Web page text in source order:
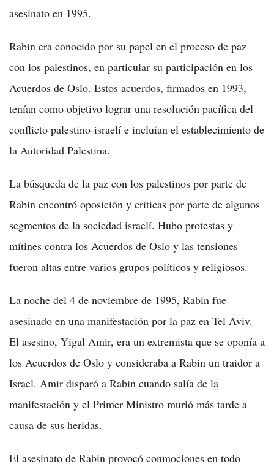
asesinato en 1995.
Rabin era conocido por su papel en el proceso de paz
con los palestinos, en particular su participación en los
Acuerdos de Oslo. Estos acuerdos, firmados en 1993,
tenían como objetivo lograr una resolución pacífica del
conflicto palestino-israelí e incluían el establecimiento de
la Autoridad Palestina.
La búsqueda de la paz con los palestinos por parte de
Rabin encontró oposición y críticas por parte de algunos
segmentos de la sociedad israelí. Hubo protestas y
mítines contra los Acuerdos de Oslo y las tensiones
fueron altas entre varios grupos políticos y religiosos.
La noche del 4 de noviembre de 1995, Rabin fue
asesinado en una manifestación por la paz en Tel Aviv.
El asesino, Yigal Amir, era un extremista que se oponía a
los Acuerdos de Oslo y consideraba a Rabin un traidor a
Israel. Amir disparó a Rabin cuando salía de la
manifestación y el Primer Ministro murió más tarde a
causa de sus heridas.
El asesinato de Rabin provocó conmociones en todo